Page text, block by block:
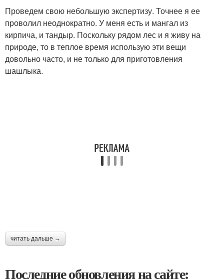
Проведем свою небольшую экспертизу. Точнее я ее
проволил неоднократно. У меня есть и мангал из
кирпича, и тандыр. Поскольку рядом лес и я живу на
природе, то в теплое время использую эти вещи
довольно часто, и не только для приготовления
шашлыка.
читать дальше →
Последние обновления на сайте: